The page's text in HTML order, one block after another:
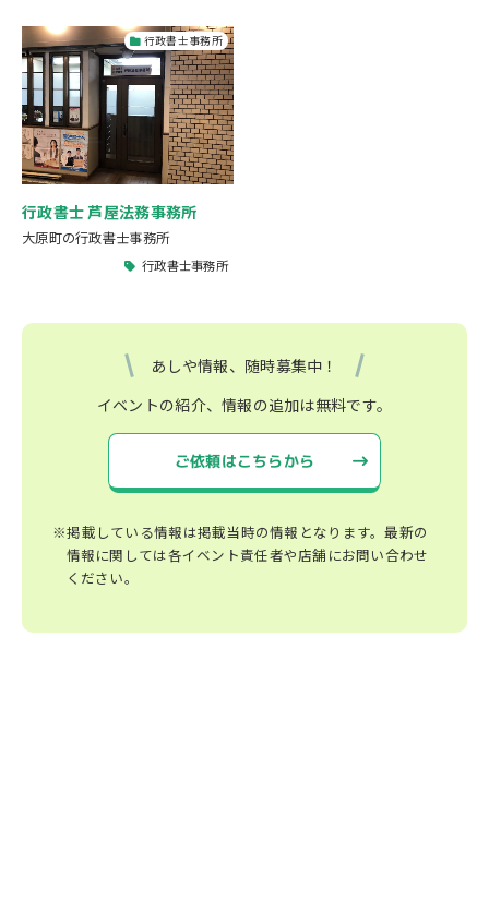
行政書士事務所
行政書士 芦屋法務事務所
大原町の行政書士事務所
行政書士事務所
あしや情報、随時募集中！
イベントの紹介、情報の追加は無料です。
ご依頼はこちらから
※掲載している情報は掲載当時の情報となります。最新の
情報に関しては各イベント責任者や店舗にお問い合わせ
ください。